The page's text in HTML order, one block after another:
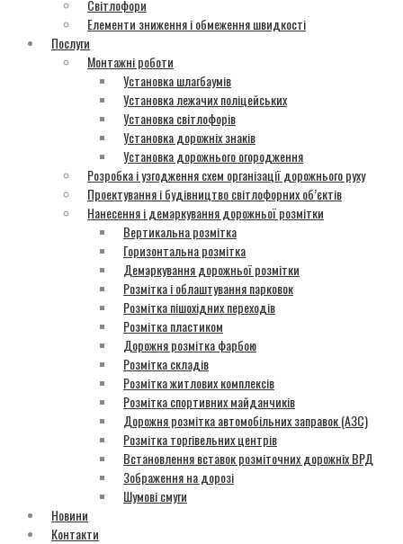
Світлофори
Елементи зниження і обмеження швидкості
Послуги
Монтажні роботи
Установка шлагбаумів
Установка лежачих поліцейських
Установка світлофорів
Установка дорожніх знаків
Установка дорожнього огородження
Розробка і узгодження схем організації дорожнього руху
Проектування і будівництво світлофорних об’єктів
Нанесення і демаркування дорожньої розмітки
Вертикальна розмітка
Горизонтальна розмітка
Демаркування дорожньої розмітки
Розмітка і облаштування парковок
Розмітка пішохідних переходів
Розмітка пластиком
Дорожня розмітка фарбою
Розмітка складів
Розмітка житлових комплексів
Розмітка спортивних майданчиків
Дорожня розмітка автомобільних заправок (АЗС)
Розмітка торгівельних центрів
Встановлення вставок розміточних дорожніх ВРД
Зображення на дорозі
Шумові смуги
Новини
Контакти